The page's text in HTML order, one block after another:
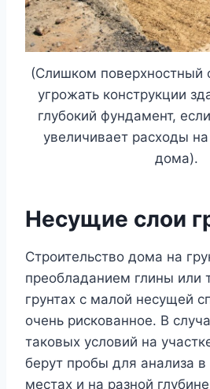
(Слишком поверхностный
угрожать конструкции
глубокий фундамент,
увеличивает расходы
дома).
Несущие слои
Строительство дома на
преобладанием глины или
грунтах с малой несущей
очень рискованное. В
таковых условий на
берут пробы для анализа в
местах и на разной